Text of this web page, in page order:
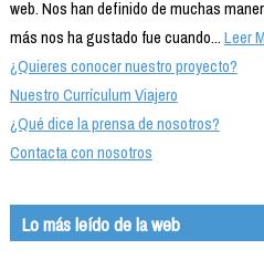
web. Nos han definido de muchas
más nos ha gustado fue cuando...Leer
¿Quieres conocer nuestro proyecto?
Nuestro Currículum Viajero
¿Qué dice la prensa de nosotros?
Contacta con nosotros
Lo más leído de la web